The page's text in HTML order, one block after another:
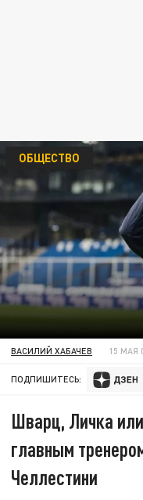
ОБЩЕСТВО
ВАСИЛИЙ ХАБАЧЕВ 15 МАЯ
ПОДПИШИТЕСЬ:
Шварц, Личка
главным
Челлестини